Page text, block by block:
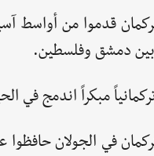
(60 عاماً) أن التركمان
بين دمشق وفلسطين.
مبكراً اندمج في
في الجولان